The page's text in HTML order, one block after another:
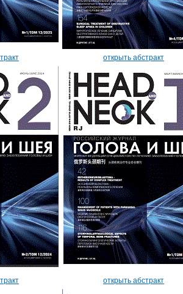
открыть абстракт
открыть абстракт